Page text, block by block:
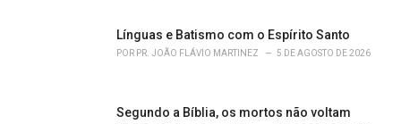
Línguas e Batismo com o Espírito Santo
POR PR. JOÃO FLÁVIO MARTINEZ 5 DE AGOSTO DE 2026
Segundo a Bíblia, os mortos não voltam